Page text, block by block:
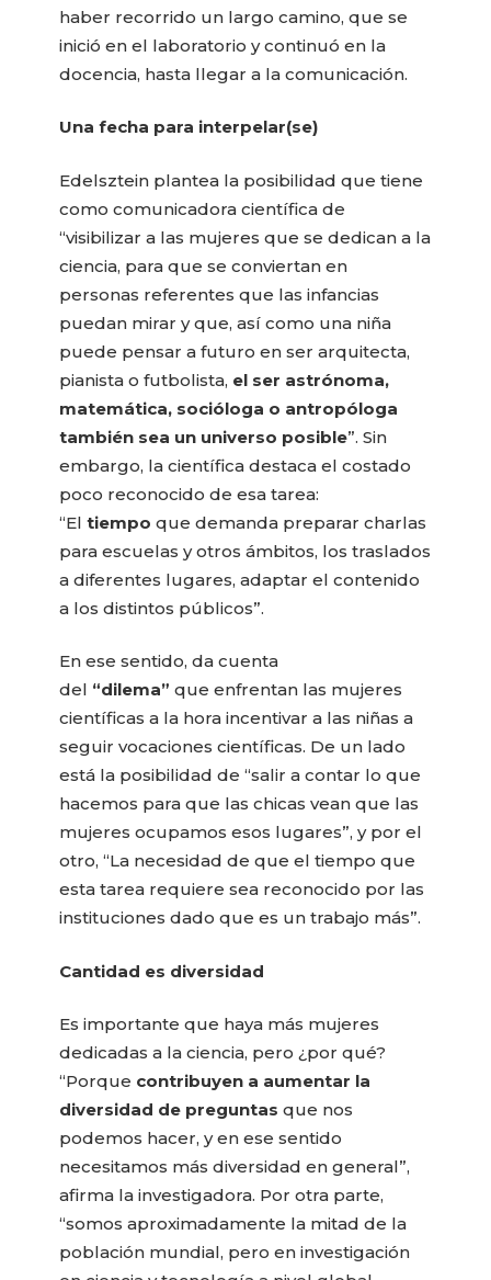
haber recorrido un largo camino, que se
inició en el laboratorio y continuó en la
docencia, hasta llegar a la comunicación.
Una fecha para interpelar(se)
Edelsztein plantea la posibilidad que tiene
como comunicadora científica de
“visibilizar a las mujeres que se dedican a la
ciencia, para que se conviertan en
personas referentes que las infancias
puedan mirar y que, así como una niña
puede pensar a futuro en ser arquitecta,
pianista o futbolista, el ser astrónoma,
matemática, socióloga o antropóloga
también sea un universo posible”. Sin
embargo, la científica destaca el costado
poco reconocido de esa tarea:
“Eltiempoque demanda preparar charlas
para escuelas y otros ámbitos, los traslados
a diferentes lugares, adaptar el contenido
a los distintos públicos”.
En ese sentido, da cuenta
del “dilema” que enfrentan las mujeres
científicas a la hora incentivar a las niñas a
seguir vocaciones científicas. De un lado
está la posibilidad de “salir a contar lo que
hacemos para que las chicas vean que las
mujeres ocupamos esos lugares”, y por el
otro, “La necesidad de que el tiempo que
esta tarea requiere sea reconocido por las
instituciones dado que es un trabajo más”.
Cantidad es diversidad
Es importante que haya más mujeres
dedicadas a la ciencia, pero ¿por qué?
“Porque contribuyen a aumentar la
diversidad de preguntas que nos
podemos hacer, y en ese sentido
necesitamos más diversidad en general”,
afirma la investigadora. Por otra parte,
“somos aproximadamente la mitad de la
población mundial, pero en investigación